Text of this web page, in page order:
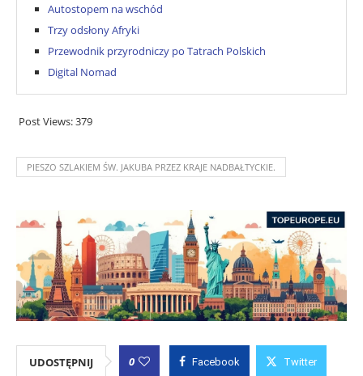
Autostopem na wschód
Trzy odsłony Afryki
Przewodnik przyrodniczy po Tatrach Polskich
Digital Nomad
Post Views:379
PIESZO SZLAKIEM ŚW. JAKUBA PRZEZ KRAJE NADBAŁTYCKIE.
UDOSTĘPNIJ 0 Facebook Twitter